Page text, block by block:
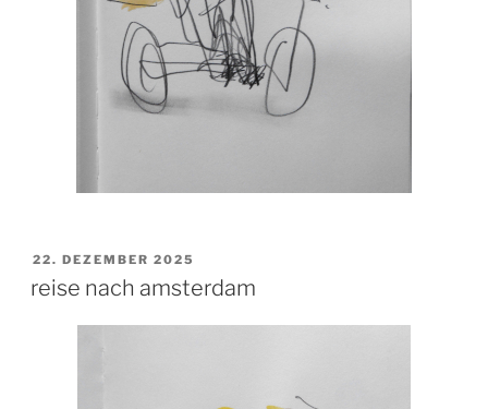
VERÖFFENTLICHT
AM
22. DEZEMBER 2025
reise nach amsterdam